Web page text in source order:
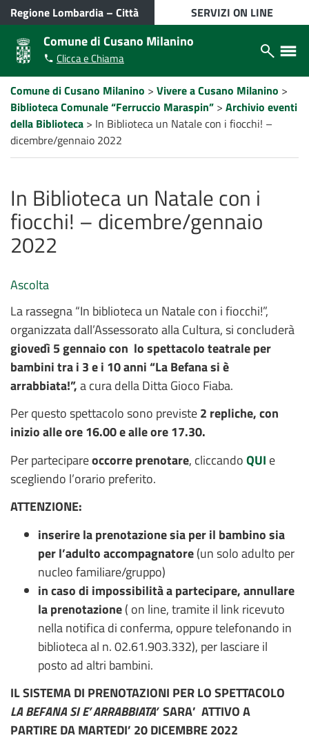
VAI AL CONTENUTO PRINCIPALE
Regione Lombardia – Città
metropolitana di Milano
SERVIZI ON LINE
Comune di Cusano Milanino
Clicca e Chiama
Apri/
laterale
Apri/chiudi
ricerca
Percorso
a
"briciole
pane"
Comune di Cusano Milanino > Vivere a Cusano Milanino >
Biblioteca Comunale “Ferruccio Maraspin” > Archivio eventi
della Biblioteca > In Biblioteca un Natale con i fiocchi! –
dicembre/gennaio 2022
In Biblioteca un Natale con i
fiocchi! – dicembre/gennaio
2022
Ascolta
La rassegna “In biblioteca un Natale con i fiocchi!”,
organizzata dall’Assessorato alla Cultura, si concluderà
giovedì 5 gennaiocon lo spettacolo teatrale per
bambini tra i 3 e i 10 anni“La Befana si è
arrabbiata!”,a cura della Ditta Gioco Fiaba.
Per questo spettacolo sono previste2 repliche, con
inizio alle ore 16.00 e alle ore 17.30.
Per partecipareoccorre prenotare, cliccandoQUI e
scegliendo l’orario preferito.
ATTENZIONE:
inserire la prenotazione sia per il bambino sia
per l’adulto accompagnatore(un solo adulto per
nucleo familiare/gruppo)
in caso di impossibilità a partecipare, annullare
la prenotazione( on line, tramite il link ricevuto
nella notifica di conferma, oppure telefonando in
biblioteca al n. 02.61.903.332), per lasciare il
posto ad altri bambini.
IL SISTEMA DI PRENOTAZIONI PER LO SPETTACOLO
LA BEFANA SI E’ ARRABBIATA’SARA’ ATTIVO A
PARTIRE DA MARTEDI’ 20 DICEMBRE 2022